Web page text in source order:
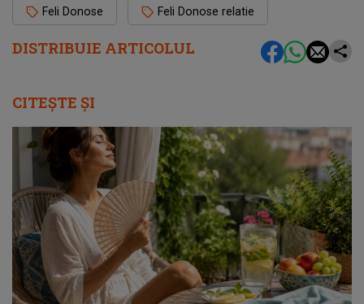
DISTRIBUIE ARTICOLUL
Feli Donose Feli Donose relatie
CITEȘTE ȘI